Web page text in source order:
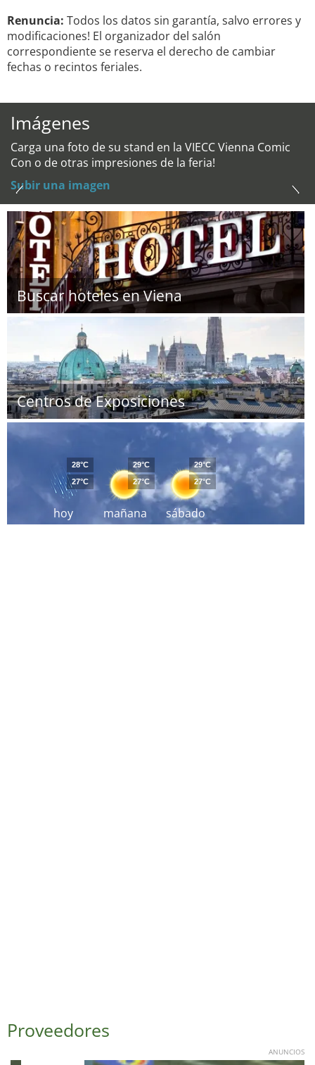
Renuncia: Todos los datos sin garantía, salvo errores y
modificaciones! El organizador del salón
correspondiente se reserva el derecho de cambiar
fechas o recintos feriales.
Imágenes
Carga una foto de su stand en la VIECC Vienna Comic
Con o de otras impresiones de la feria!
Subir una imagen
Buscar hoteles en Viena
Centros de Exposiciones
hoy
28°C
27°C
mañana
29°C
27°C
sábado
29°C
27°C
Proveedores
ANUNCIOS